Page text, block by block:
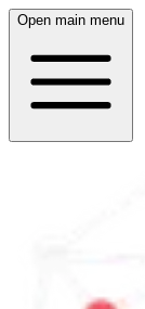
Open main menu